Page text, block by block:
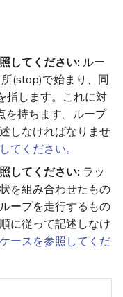
してください: ルー
(stop)で始まり、同
指します。これに対
を持ちます。ループ
しなければなりませ
てください。
してください: ラッ
を組み合わせたもの
ープを走行するもの
に従って記述しなけ
ースを参照してくだ